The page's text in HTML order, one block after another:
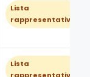
Lista
rappresentativa
Lista